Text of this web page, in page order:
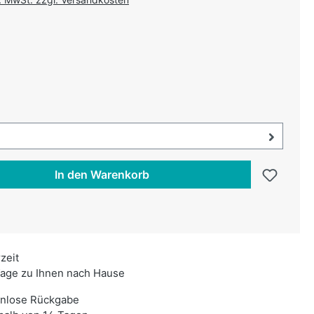
öffnen, aktuell ausgewählt:
In den Warenkorb
zu Ihnen nach Hause
Rückgabe